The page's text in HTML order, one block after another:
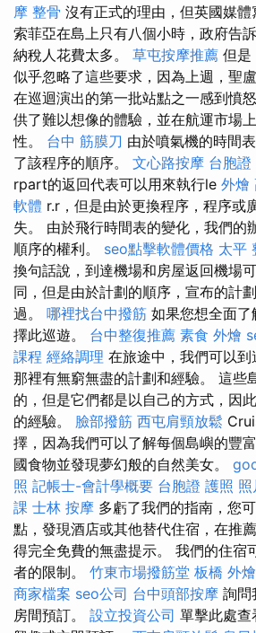
摩 整骨 沒有正式的理由，但英國媒
索菲亞在島上只有八個小時，政府告
納稅人花費太多。 草屯按摩推薦 但是
似乎忽略了這些要求，因為上週，聖
在巡迴演出的第一批站點之一感到憤怒
供了難以想像的體驗，並在航運市場
性。 台中 筋膜刀 由於噴氣機的時間
了該程序的順序。 文心路按摩 台胞證
rpart的返回代表可以用來執行le 外燴
軟體 r.r，但是由於更換程序，程序或
失。 由於飛行時間表的變化，我們的
順序的權利。 seo點擊軟體價格 太平
換句話說，到達機場和房屋返回機場
同，但是由於計劃的順序，宣布的計
過。 哪裡找台中撥筋 如果您想全面
擇此巡遊。 台中整復推薦 素食 外燴
課程 經絡調理 在旅途中，我們可以到
那裡有無窮無盡的計劃和經驗。 這些
的，但是它們都是以自己的方式，因
的經驗。 臉部撥筋 西屯肩頸放鬆
擇，因為我們可以了解每個島嶼的豐
國食物並發現夢幻般的自然美女。
照 記帳士-會計學概要 台胞證 護照 照
課 士林 按摩 多虧了我們的指南，您
點，發現酒店或其他替代住宿，在推
得完全免費的無盡提示。 我們的住宿
者的限制。 竹東市場撥筋堂 板橋 外燴
商家檔案 seo公司 台中頭部按摩 詢問
房間預訂。 設立投資公司 單擊此處查